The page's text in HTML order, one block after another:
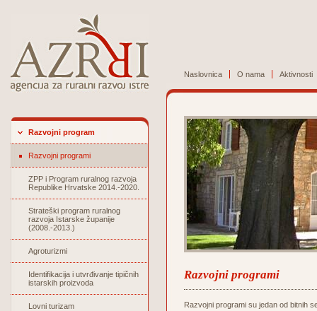
Naslovnica O nama Aktivnosti
Razvojni program
Razvojni programi
ZPP i Program ruralnog razvoja
Republike Hrvatske 2014.-2020.
Strateški program ruralnog
razvoja Istarske županije
(2008.-2013.)
Agroturizmi
Identifikacija i utvrđivanje tipičnih
istarskih proizvoda
Lovni turizam
Razvojni programi
Razvojni programi su jedan od bitnih